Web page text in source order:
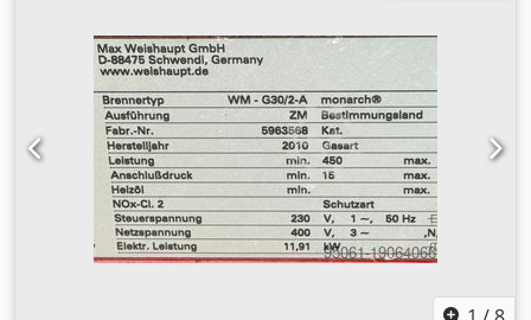
744, CO² voor transkritische toepassingen
Verplaatsingsvolume: 9,2 m³/u Max. werkdruk (LB/HB):
75/130 bar Voorraad: 2 stuks Artikel nr.: Kühl 018
Fabrikant: Bitzer Type: 4HTE-20K-40P Met EMERSON OM4-
120 oliepeilbewaking Half-hermetisch Koelmiddel: R-744,
CO² voor transkritische toepassingen Verplaatsingsvolume:
12 m³/u Max. werkdruk (LB/HB): 100/160 bar Voorraad: 1
stuk Artikel nr.: Kühl 024 Fabrikant: Dorin Type: CDS151B
Met EMERSON OM4-120 oliepeilbewaking Half-hermetisch
Koelmiddel: R-744, CO² Verplaatsingsvolume: 2,53 m³/u